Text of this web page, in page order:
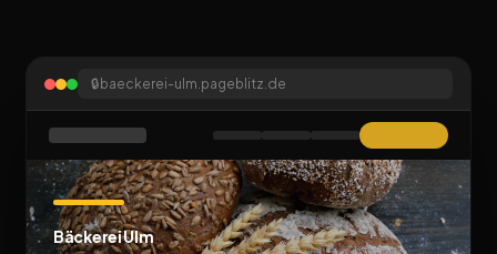
🔒 baeckerei-ulm.pageblitz.de
Bäckerei Ulm